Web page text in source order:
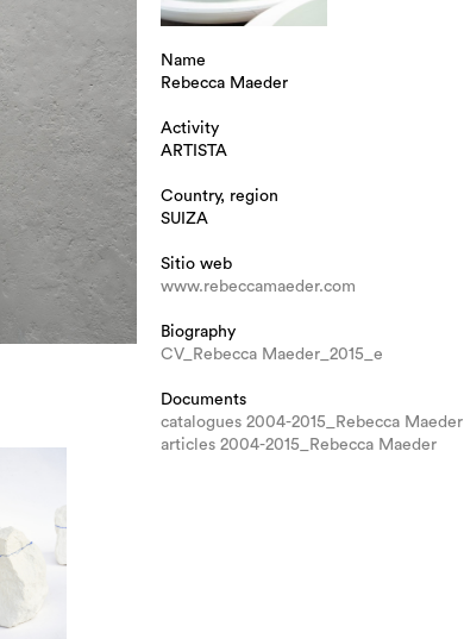
Name
Rebecca Maeder
Activity
ARTISTA
Country, region
SUIZA
Sitio web
www.rebeccamaeder.com
Biography
CV_Rebecca Maeder_2015_e
Documents
catalogues 2004-2015_Rebecca Maeder
articles 2004-2015_Rebecca Maeder